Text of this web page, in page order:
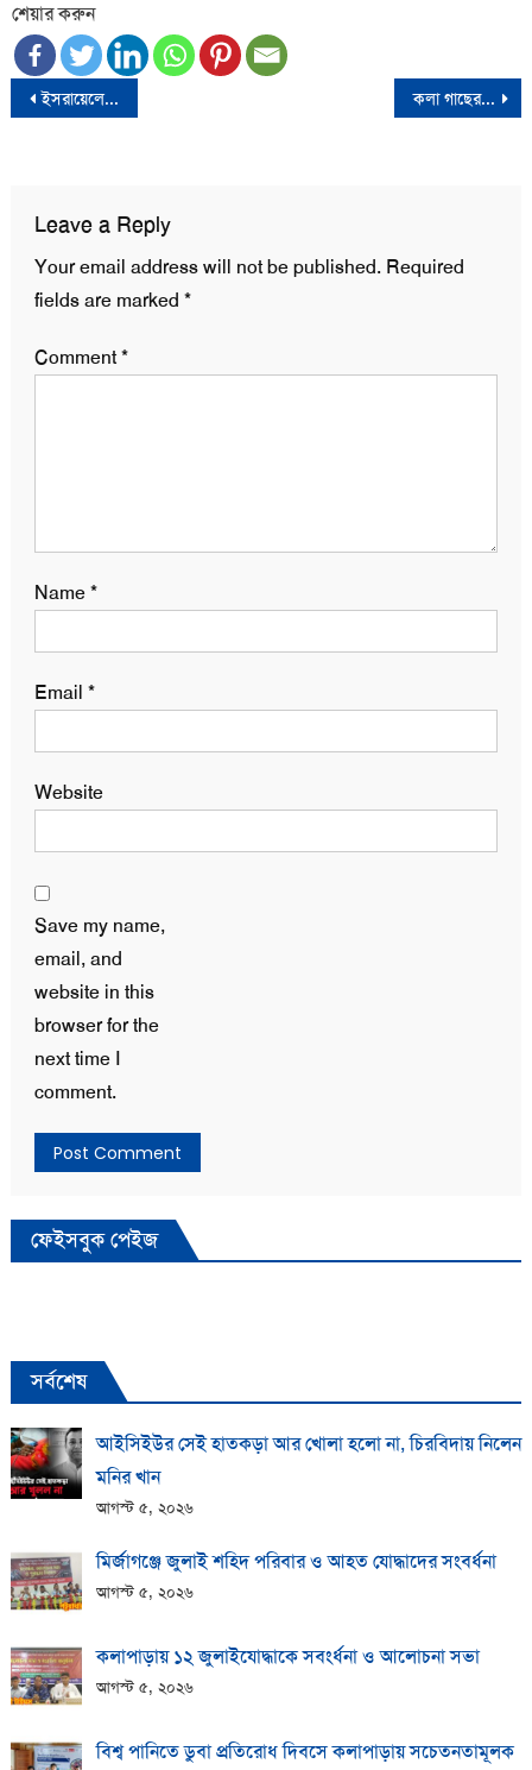
শেয়ার করুন
Post
ইসরায়েলের দখলদারিত্ব ইস্যুতে আইসিজে’র পঞ্চম দিনের শুনানি কলা গাছের সাথে এ কেমন শত্রুতা!
Leave a Reply
Your email address will not be published. Required
fields are marked *
Comment*
Name*
Email *
Website
Save my name,
email, and
website in this
browser for the
next time I
comment.
ফেইসবুক পেইজ
সর্বশেষ
আইসিইউর সেই হাতকড়া আর খোলা হলো না, চিরবিদায় নিলেন
মনির খান
আগস্ট ৫, ২০২৬
মির্জাগঞ্জে জুলাই শহিদ পরিবার ও আহত যোদ্ধাদের সংবর্ধনা
আগস্ট ৫, ২০২৬
কলাপাড়ায় ১২ জুলাইযোদ্ধাকে সবংর্ধনা ও আলোচনা সভা
আগস্ট ৫, ২০২৬
বিশ্ব পানিতে ডুবা প্রতিরোধ দিবসে কলাপাড়ায় সচেতনতামূলক